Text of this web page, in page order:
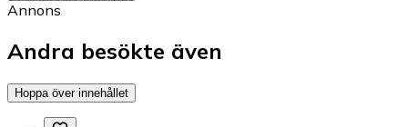
Annons
Andra besökte även
Hoppa över innehållet